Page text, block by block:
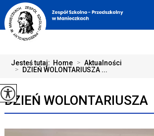
Jesteś tutaj: Home > Aktualności
> DZIEŃ WOLONTARIUSZA ...
DZIEŃ WOLONTARIUSZA